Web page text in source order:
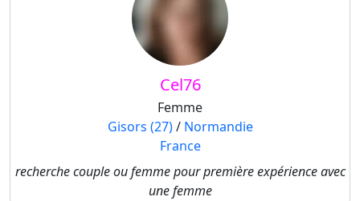
Cel76
Femme
Gisors (27)/ Normandie
France
recherche couple ou femme pour première expérience avec
une femme